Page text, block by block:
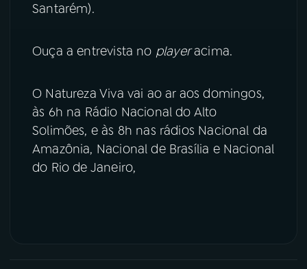
Santarém).
Ouça a entrevista no playeracima.
O Natureza Viva vai ao ar aos domingos,
às 6h na Rádio Nacional do Alto
Solimões, e às 8h nas rádios Nacional da
Amazônia, Nacional de Brasília e Nacional
do Rio de Janeiro,